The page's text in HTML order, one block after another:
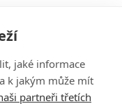
jaké informace
k jakým může mít
partneři třetích